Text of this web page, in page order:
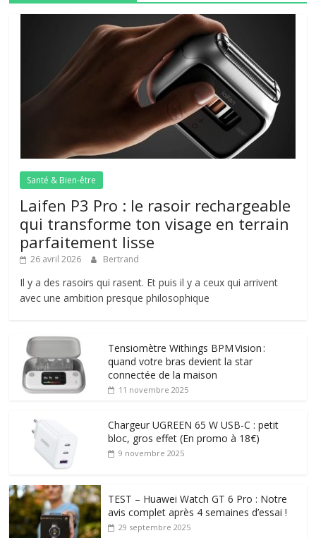
Santé & Bien-être
Laifen P3 Pro : le rasoir rechargeable
qui transforme ton visage en terrain
parfaitement lisse
26 avril 2026 Bertrand
Il y a des rasoirs qui rasent. Et puis il y a ceux qui arrivent
avec une ambition presque philosophique
Tensiomètre Withings BPM Vision :
quand votre bras devient la star
connectée de la maison
11 novembre 2025
Chargeur UGREEN 65 W USB-C : petit
bloc, gros effet (En promo à 18€)
9 novembre 2025
TEST – Huawei Watch GT 6 Pro : Notre
avis complet après 4 semaines d’essai !
29 septembre 2025